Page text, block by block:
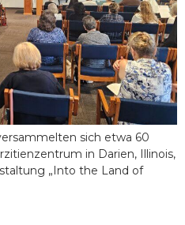
sich etwa 60
in Darien, Illinois,
„Into the Land of